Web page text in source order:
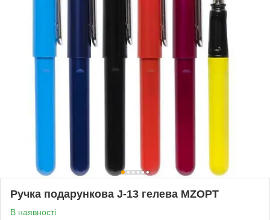
Ручка подарункова J-13 гелева MZOPT
В наявності